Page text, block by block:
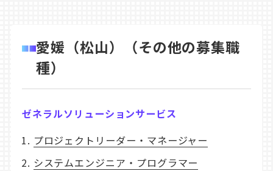
愛媛（松山）（その他の募集職
種）
ゼネラルソリューションサービス
プロジェクトリーダー・マネージャー
システムエンジニア・プログラマー